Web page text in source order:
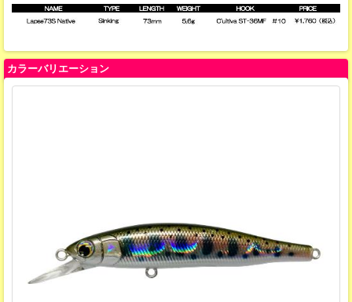
カラーバリエーション